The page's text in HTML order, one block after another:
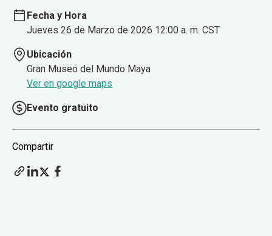
Fecha y Hora
Jueves 26 de Marzo de 2026 12:00 a. m. CST
Ubicación
Gran Museo del Mundo Maya
Ver en google maps
Evento gratuito
Compartir